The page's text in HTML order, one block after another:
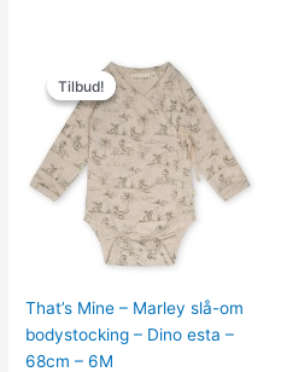
Tilbud!
Tilbud!
That’s Mine – Marley slå-om
bodystocking – Dino esta –
68cm – 6M
oprindelige
pris
var:
199.95kr..
aktuelle
pris
er:
139.97kr..